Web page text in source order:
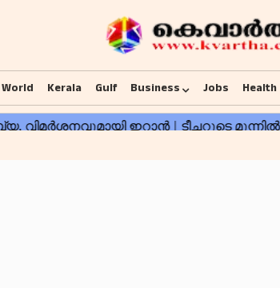
World Kerala Gulf Business Jobs Health